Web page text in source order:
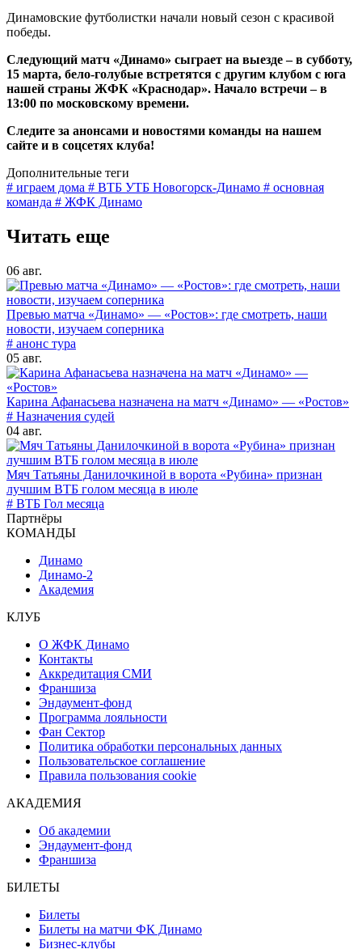
Динамовские футболистки начали новый сезон с красивой
победы.
Следующий матч «Динамо» сыграет на выезде – в субботу,
15 марта, бело-голубые встретятся с другим клубом с юга
нашей страны ЖФК «Краснодар». Начало встречи – в
13:00 по московскому времени.
Следите за анонсами и новостями команды на нашем
сайте и в соцсетях клуба!
Дополнительные теги
# играем дома # ВТБ УТБ Новогорск-Динамо # основная
команда # ЖФК Динамо
Читать еще
06 авг.
Превью матча «Динамо» — «Ростов»: где смотреть, наши
новости, изучаем соперника
# анонс тура
05 авг.
Карина Афанасьева назначена на матч «Динамо» — «Ростов»
# Назначения судей
04 авг.
Мяч Татьяны Данилочкиной в ворота «Рубина» признан
лучшим ВТБ голом месяца в июле
# ВТБ Гол месяца
Партнёры
КОМАНДЫ
Динамо
Динамо-2
Академия
КЛУБ
О ЖФК Динамо
Контакты
Аккредитация СМИ
Франшиза
Эндаумент-фонд
Программа лояльности
Фан Сектор
Политика обработки персональных данных
Пользовательское соглашение
Правила пользования cookie
АКАДЕМИЯ
Об академии
Эндаумент-фонд
Франшиза
БИЛЕТЫ
Билеты
Билеты на матчи ФК Динамо
Бизнес-клубы